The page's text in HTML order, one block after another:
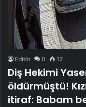
Editör 0 12
Diş Hekimi
öldürmüştü!
itiraf: Babam